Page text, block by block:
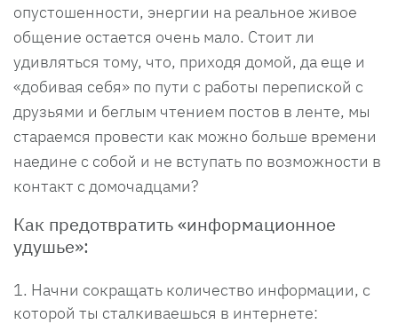
опустошенности, энергии на реальное живое
общение остается очень мало. Стоит ли
удивляться тому, что, приходя домой, да еще и
«добивая себя» по пути с работы перепиской с
друзьями и беглым чтением постов в ленте, мы
стараемся провести как можно больше времени
наедине с собой и не вступать по возможности в
контакт с домочадцами?
Как предотвратить «информационное
удушье»:
Начни сокращать количество информации, с
которой ты сталкиваешься в интернете: